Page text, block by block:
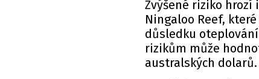
Zvýšené riziko hrozí
Ningaloo Reef,
důsledku
rizikům může
australských dolarů.